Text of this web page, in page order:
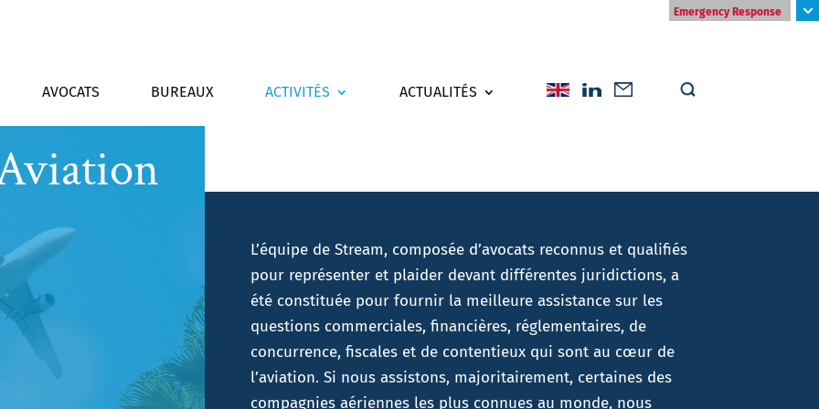
Emergency Response
AVOCATS BUREAUX ACTIVITÉS ACTUALITÉS
L’équipe de Stream, composée d’avocats reconnus et qualifiés
pour représenter et plaider devant différentes juridictions, a
été constituée pour fournir la meilleure assistance sur les
questions commerciales, financières, réglementaires, de
concurrence, fiscales et de contentieux qui sont au cœur de
l’aviation. Si nous assistons, majoritairement, certaines des
compagnies aériennes les plus connues au monde, nous